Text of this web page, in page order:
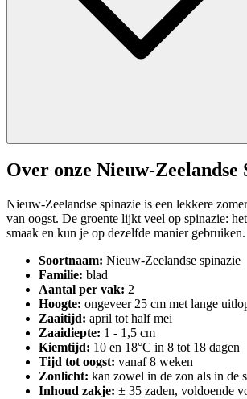
Over onze Nieuw-Zeelandse
Nieuw-Zeelandse spinazie is een lekkere
van oogst. De groente lijkt veel op spinazie:
smaak en kun je op dezelfde manier gebruiken.
Soortnaam: Nieuw-Zeelandse spinazie
Familie: blad
Aantal per vak: 2
Hoogte: ongeveer 25 cm met lange
Zaaitijd: april tot half mei
Zaaidiepte: 1 - 1,5 cm
Kiemtijd: 10 en 18°C in 8 tot 18 dagen
Tijd tot oogst: vanaf 8 weken
Zonlicht: kan zowel in de zon als in de
Inhoud zakje: ± 35 zaden, voldoende